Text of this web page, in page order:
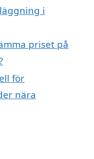
i
priset på
för
nära